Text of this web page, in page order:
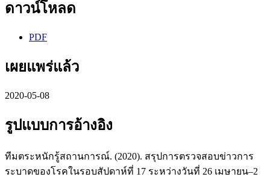
ดาวน์โหลด
PDF
เผยแพร่แล้ว
2020-05-08
รูปแบบการอ้างอิง
ทีมตระหนักรู้สถานการณ์. (2020). สรุปการตรวจสอบข่าวการ
ระบาดของโรคในรอบสัปดาห์ที่ 17 ระหว่างวันที่ 26 เมษายน–2